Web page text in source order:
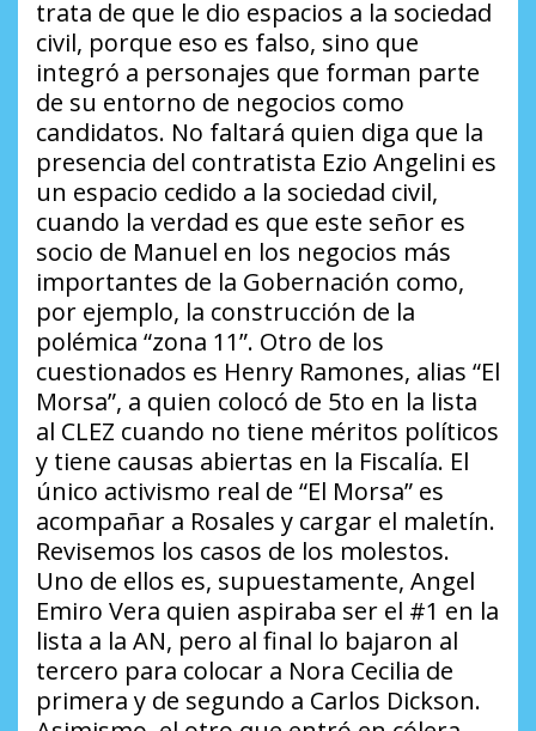
trata de que le dio espacios a la sociedad
civil, porque eso es falso, sino que
integró a personajes que forman parte
de su entorno de negocios como
candidatos. No faltará quien diga que la
presencia del contratista Ezio Angelini es
un espacio cedido a la sociedad civil,
cuando la verdad es que este señor es
socio de Manuel en los negocios más
importantes de la Gobernación como,
por ejemplo, la construcción de la
polémica “zona 11”. Otro de los
cuestionados es Henry Ramones, alias “El
Morsa”, a quien colocó de 5to en la lista
al CLEZ cuando no tiene méritos políticos
y tiene causas abiertas en la Fiscalía. El
único activismo real de “El Morsa” es
acompañar a Rosales y cargar el maletín.
Revisemos los casos de los molestos.
Uno de ellos es, supuestamente, Angel
Emiro Vera quien aspiraba ser el #1 en la
lista a la AN, pero al final lo bajaron al
tercero para colocar a Nora Cecilia de
primera y de segundo a Carlos Dickson.